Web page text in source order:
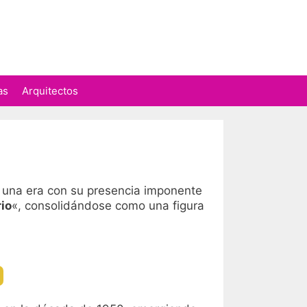
Arquitectos
era con su presencia imponente
«, consolidándose como una figura